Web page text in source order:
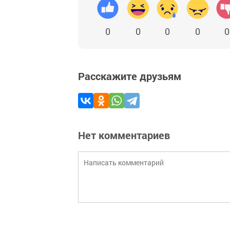
0 0 0 0 0
Расскажите друзьям
Нет комментариев